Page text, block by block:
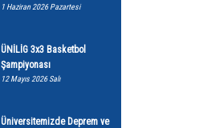
1 Haziran 2026 Pazartesi
ÜNİLİG 3x3 Basketbol
Şampiyonası
12 Mayıs 2026 Salı
Üniversitemizde Deprem ve